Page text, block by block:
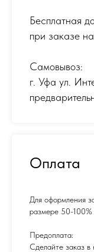
Бесплатная
при заказе
Самовывоз:
г. Уфа ул.
Оплата
Для оформления
размере 50-100%
Предоплата:
Сделайте заказ